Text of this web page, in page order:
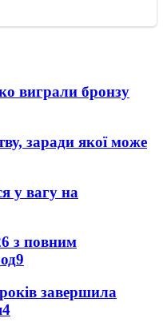
виграли бронзу
заради якої може
у вагу на
з повним
9
завершила
4